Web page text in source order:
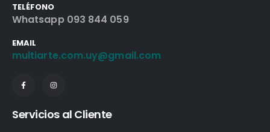
TELÉFONO
Whatsapp 093 844 059
EMAIL
multiarte.com.uy@gmail.com
Servicios al Cliente